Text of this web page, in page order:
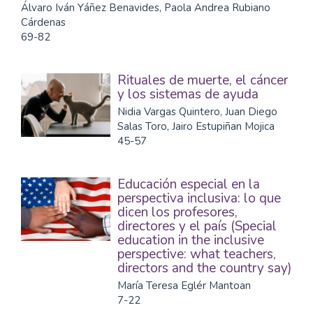
Álvaro Iván Yáñez Benavides, Paola Andrea Rubiano
Cárdenas
69-82
Rituales de muerte, el cáncer
y los sistemas de ayuda
Nidia Vargas Quintero, Juan Diego
Salas Toro, Jairo Estupiñan Mojica
45-57
Educación especial en la
perspectiva inclusiva: lo que
dicen los profesores,
directores y el país (Special
education in the inclusive
perspective: what teachers,
directors and the country say)
María Teresa Eglér Mantoan
7-22